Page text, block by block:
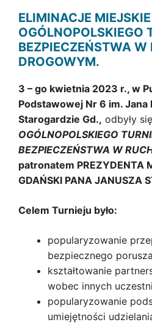
ELIMINACJE MIEJSKIE
OGÓLNOPOLSKIEGO
BEZPIECZEŃSTWA W
DROGOWYM.
3 – go kwietnia 2023 r., w
Podstawowej Nr 6 im. Jana
Starogardzie Gd., odbyły
OGÓLNOPOLSKIEGO
BEZPIECZEŃSTWA W
patronatem PREZYDENTA
GDAŃSKI PANA JANUSZA
Celem Turnieju było:
popularyzowanie
bezpiecznego
kształtowanie
wobec innych
popularyzowanie
umiejętności